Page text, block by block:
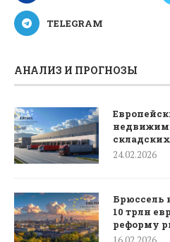
TELEGRAM
АНАЛИЗ И ПРОГНОЗЫ
24.02.2026
Брюссель
10 трлн
реформу